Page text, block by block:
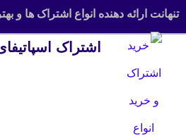
تنهانت ارائه دهنده انواع اشتراک ها و
اشتراک